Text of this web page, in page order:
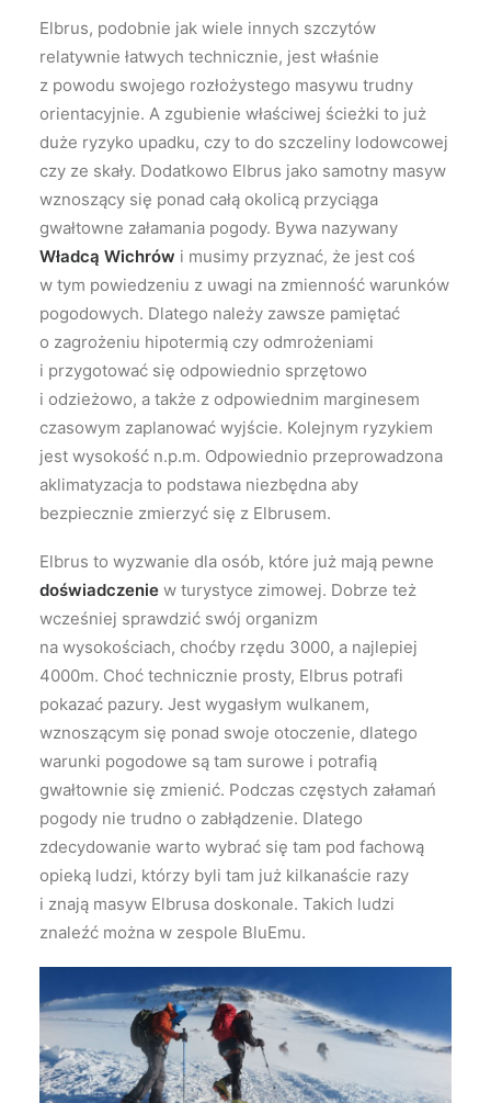
Elbrus, podobnie jak wiele innych szczytów
relatywnie łatwych technicznie, jest właśnie
z powodu swojego rozłożystego masywu trudny
orientacyjnie. A zgubienie właściwej ścieżki to już
duże ryzyko upadku, czy to do szczeliny lodowcowej
czy ze skały. Dodatkowo Elbrus jako samotny masyw
wznoszący się ponad całą okolicą przyciąga
gwałtowne załamania pogody. Bywa nazywany
Władcą Wichrów i musimy przyznać, że jest coś
w tym powiedzeniu z uwagi na zmienność warunków
pogodowych. Dlatego należy zawsze pamiętać
o zagrożeniu hipotermią czy odmrożeniami
i przygotować się odpowiednio sprzętowo
i odzieżowo, a także z odpowiednim marginesem
czasowym zaplanować wyjście. Kolejnym ryzykiem
jest wysokość n.p.m. Odpowiednio przeprowadzona
aklimatyzacja to podstawa niezbędna aby
bezpiecznie zmierzyć się z Elbrusem.
Elbrus to wyzwanie dla osób, które już mają pewne
doświadczenie w turystyce zimowej. Dobrze też
wcześniej sprawdzić swój organizm
na wysokościach, choćby rzędu 3000, a najlepiej
4000m. Choć technicznie prosty, Elbrus potrafi
pokazać pazury. Jest wygasłym wulkanem,
wznoszącym się ponad swoje otoczenie, dlatego
warunki pogodowe są tam surowe i potrafią
gwałtownie się zmienić. Podczas częstych załamań
pogody nie trudno o zabłądzenie. Dlatego
zdecydowanie warto wybrać się tam pod fachową
opieką ludzi, którzy byli tam już kilkanaście razy
i znają masyw Elbrusa doskonale. Takich ludzi
znaleźć można w zespole BluEmu.